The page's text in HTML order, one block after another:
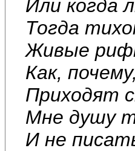
Или когда
Тогда
Живые
Как,
Приходят
Мне душу
И не